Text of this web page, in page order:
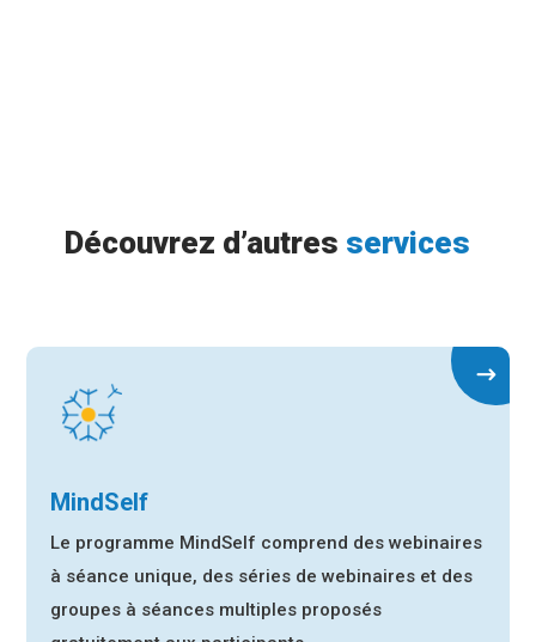
Découvrez d’autres services
MindSelf
Le programme MindSelf comprend des webinaires
à séance unique, des séries de webinaires et des
groupes à séances multiples proposés